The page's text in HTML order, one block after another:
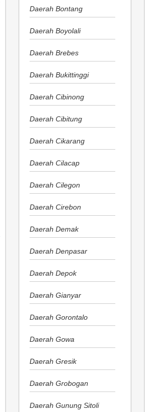
Daerah Bontang
Daerah Boyolali
Daerah Brebes
Daerah Bukittinggi
Daerah Cibinong
Daerah Cibitung
Daerah Cikarang
Daerah Cilacap
Daerah Cilegon
Daerah Cirebon
Daerah Demak
Daerah Denpasar
Daerah Depok
Daerah Gianyar
Daerah Gorontalo
Daerah Gowa
Daerah Gresik
Daerah Grobogan
Daerah Gunung Sitoli